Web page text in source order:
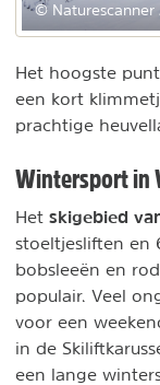
© Naturescanner
Het hoogste
een kort
prachtige
Wintersport in
Het skigebied
stoeltjesliften en
bobsleeën en
populair. Veel
voor een
in de
een lange